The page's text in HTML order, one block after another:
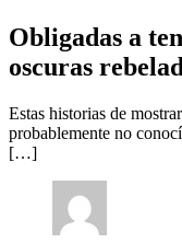
Obligadas a
oscuras
Estas historias de
probablemente no
[…]